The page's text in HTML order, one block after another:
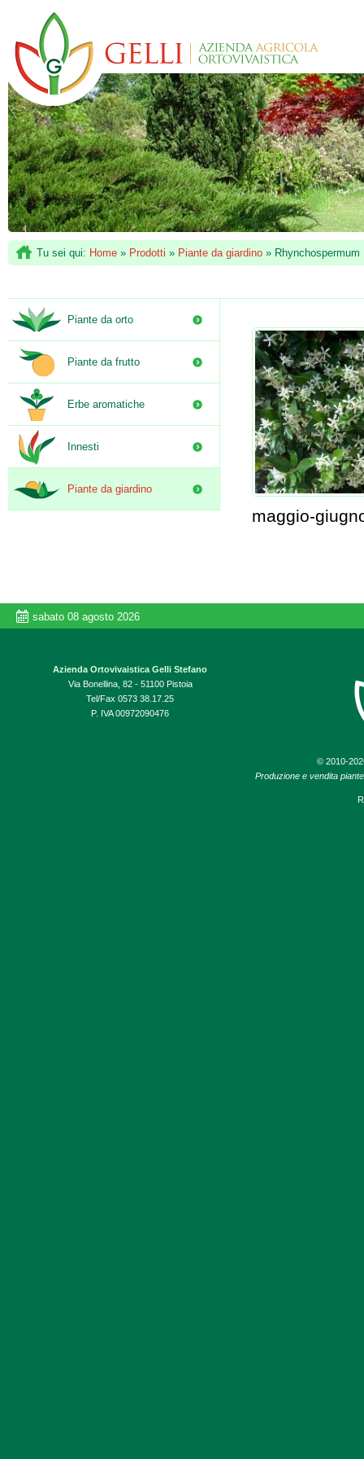
Tu sei qui: Home » Prodotti » Piante da giardino » Rhynchospermum
maggio-
Piante da orto
Piante da frutto
Erbe aromatiche
Innesti
Piante da giardino
sabato 08 agosto 2026
Azienda Ortovivaistica Gelli Stefano
Via Bonellina, 82 - 51100 Pistoia
Tel/Fax 0573 38.17.25
P. IVA 00972090476
© 2010-
Produzione e vendita